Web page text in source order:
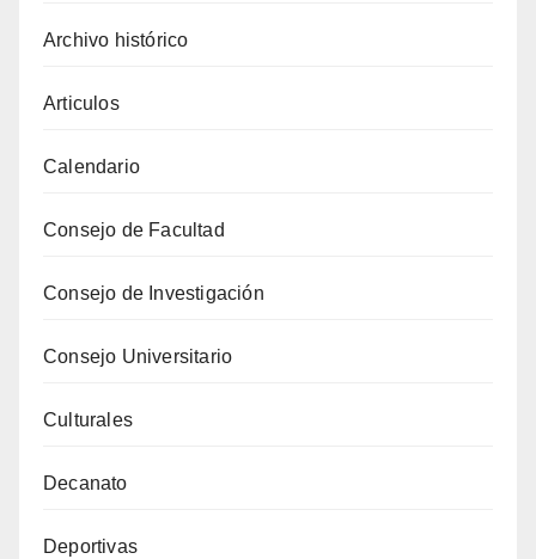
Archivo histórico
Articulos
Calendario
Consejo de Facultad
Consejo de Investigación
Consejo Universitario
Culturales
Decanato
Deportivas